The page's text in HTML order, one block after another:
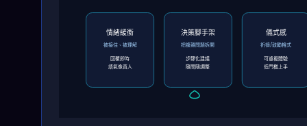
情緒緩衝
被接住、被理解
回覆即時
語氣像真人
決策腳手架
把複雜問題拆開
步驟化建議
隨問隨調整
儀式感
祈禱/鼓勵格式
可重複體驗
低門檻上手